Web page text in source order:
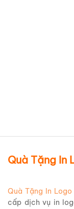
Quà Tặng In
Quà Tặng In Logo
cấp dịch vụ in